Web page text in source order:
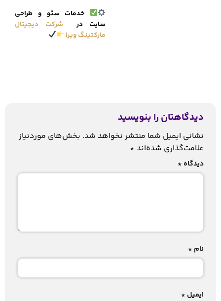
خدمات سئو و طراحی
سایت در
شرکت دیجیتال
مارکتینگ ویرا
دیدگاهتان را بنویسید
نشانی ایمیل شما منتشر نخواهد شد. بخش‌های موردنیاز
علامت‌گذاری شده‌اند *
دیدگاه *
نام *
ایمیل *